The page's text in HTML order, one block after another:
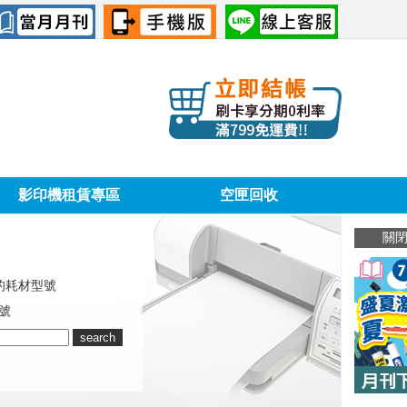
關閉
影印機租賃專區 空匣回收
耗材型號